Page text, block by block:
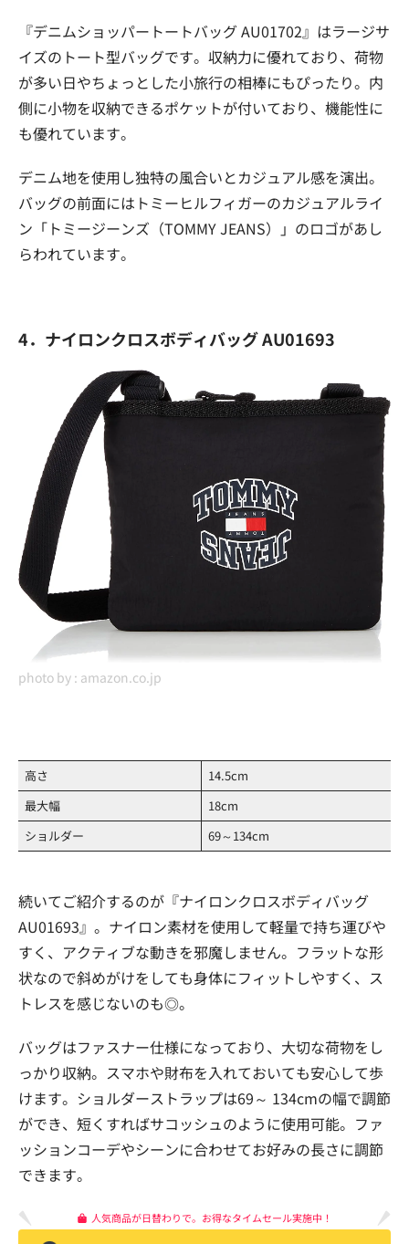
『デニムショッパートートバッグ AU01702』はラージサ
イズのトート型バッグです。収納力に優れており、荷物
が多い日やちょっとした小旅行の相棒にもぴったり。内
側に小物を収納できるポケットが付いており、機能性に
も優れています。
デニム地を使用し独特の風合いとカジュアル感を演出。
バッグの前面にはトミーヒルフィガーのカジュアルライ
ン「トミージーンズ（TOMMY JEANS）」のロゴがあし
らわれています。
4．ナイロンクロスボディバッグ AU01693
photo by : amazon.co.jp
高さ
14.5cm
最大幅
18cm
ショルダー
69～134cm
続いてご紹介するのが『ナイロンクロスボディバッグ
AU01693』。ナイロン素材を使用して軽量で持ち運びや
すく、アクティブな動きを邪魔しません。フラットな形
状なので斜めがけをしても身体にフィットしやすく、ス
トレスを感じないのも◎。
バッグはファスナー仕様になっており、大切な荷物をし
っかり収納。スマホや財布を入れておいても安心して歩
けます。ショルダーストラップは69～ 134cmの幅で調節
ができ、短くすればサコッシュのように使用可能。ファ
ッションコーデやシーンに合わせてお好みの長さに調節
できます。
人気商品が日替わりで。お得なタイムセール実施中！